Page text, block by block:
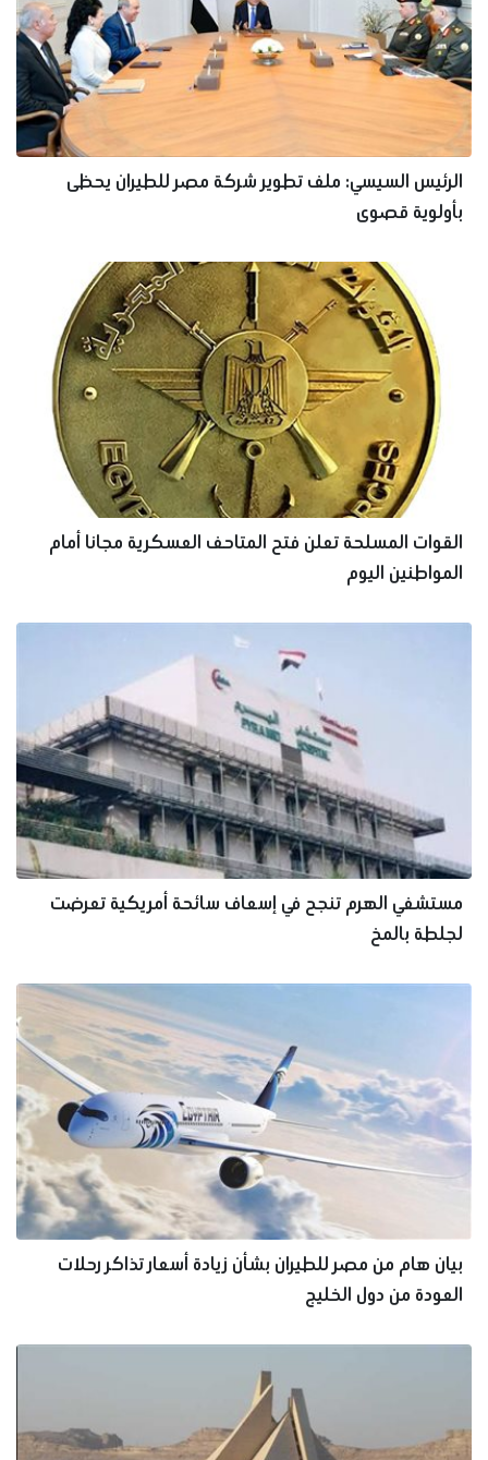
الرئيس السيسي: ملف تطوير شركة مصر للطيران يحظى
بأولوية قصوى
القوات المسلحة تعلن فتح المتاحف العسكرية مجانا أمام
المواطنين اليوم
مستشفي الهرم تنجح في إسعاف سائحة أمريكية تعرضت
لجلطة بالمخ
بيان هام من مصر للطيران بشأن زيادة أسعار تذاكر رحلات
العودة من دول الخليج